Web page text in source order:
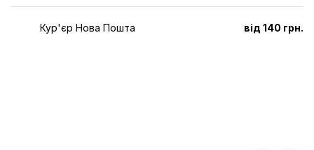
Кур'єр Нова Пошта від 140 грн.